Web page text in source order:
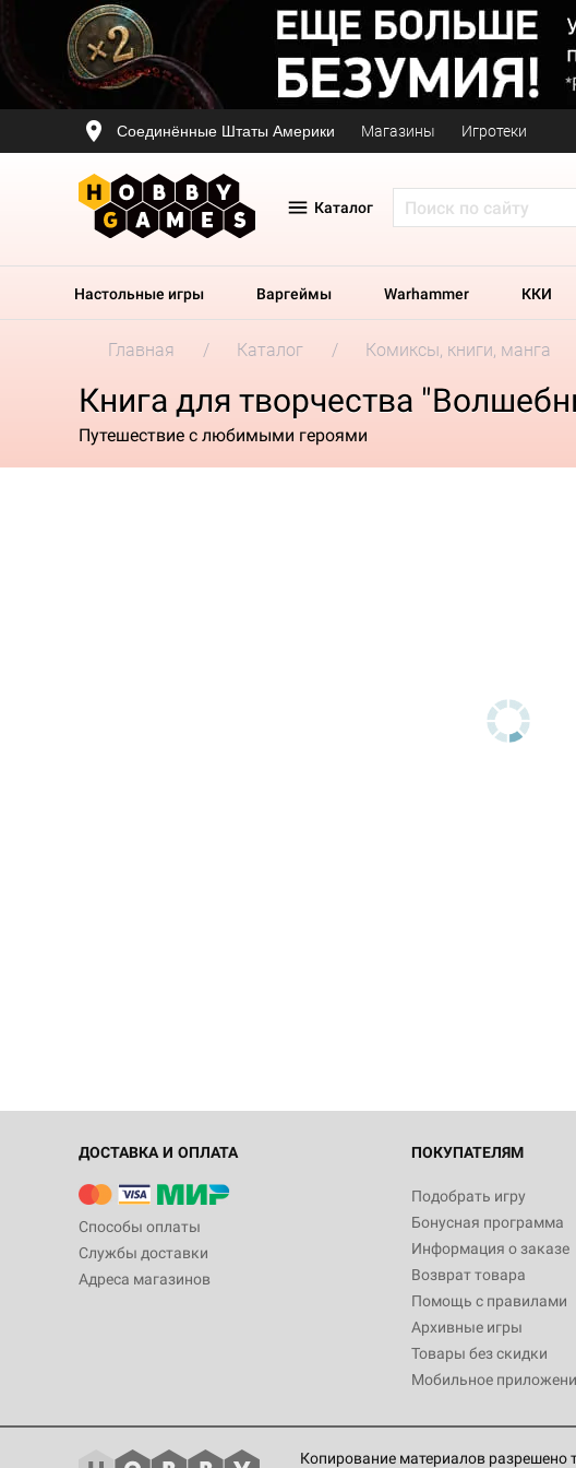
Соединённые Штаты Америки Магазины Игротеки
Каталог
Настольные игры Варгеймы Warhammer ККИ
Главная Каталог Комиксы, книги, манга
Книга для творчества
Путешествие с любимыми героями
ДОСТАВКА И ОПЛАТА
Способы оплаты
Службы доставки
Адреса магазинов
ПОКУПАТЕЛЯМ
Подобрать игру
Бонусная программа
Информация о заказе
Возврат товара
Помощь с правилами
Архивные игры
Товары без скидки
Мобильное
Копирование материалов разрешено